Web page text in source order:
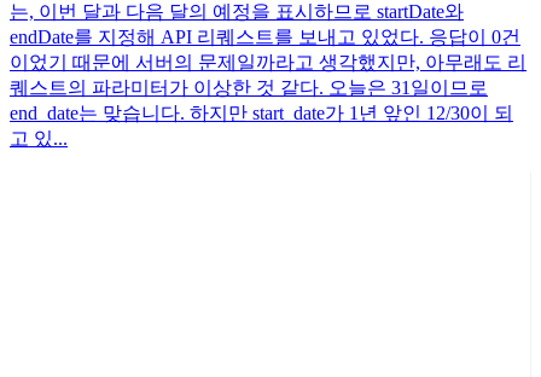
는, 이번 달과 다음 달의 예정을 표시하므로 startDate와
endDate를 지정해 API 리퀘스트를 보내고 있었다. 응답이 0건
이었기 때문에 서버의 문제일까라고 생각했지만, 아무래도 리
퀘스트의 파라미터가 이상한 것 같다. 오늘은 31일이므로
end_date는 맞습니다. 하지만 start_date가 1년 앞인 12/30이 되
고 있...